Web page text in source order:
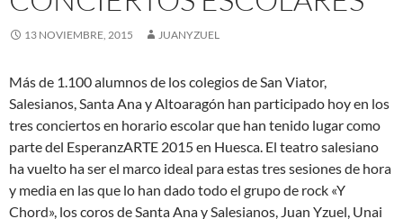
13 NOVIEMBRE, 2015 JUANYZUEL
Más de 1.100 alumnos de los colegios de San Viator,
Salesianos, Santa Ana y Altoaragón han participado hoy en los
tres conciertos en horario escolar que han tenido lugar como
parte del EsperanzARTE 2015 en Huesca. El teatro salesiano
ha vuelto ha ser el marco ideal para estas tres sesiones de hora
y media en las que lo han dado todo el grupo de rock «Y
Chord», los coros de Santa Ana y Salesianos, Juan Yzuel, Unai